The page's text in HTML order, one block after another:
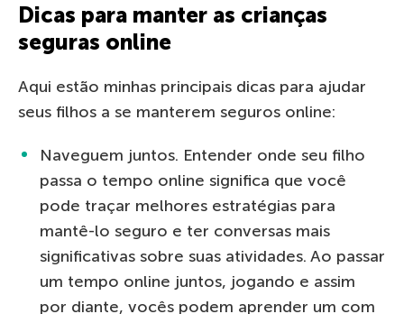
Dicas para manter as crianças
seguras online
Aqui estão minhas principais dicas para ajudar
seus filhos a se manterem seguros online:
Naveguem juntos. Entender onde seu filho
passa o tempo online significa que você
pode traçar melhores estratégias para
mantê-lo seguro e ter conversas mais
significativas sobre suas atividades. Ao passar
um tempo online juntos, jogando e assim
por diante, vocês podem aprender um com